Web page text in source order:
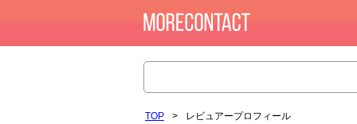
TOP > レビュアープロフィール